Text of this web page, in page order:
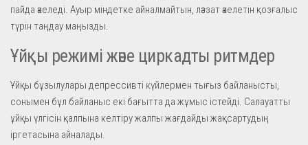
пайда әкеледі. Ауыр міндетке айналмайтын, ләззат әкелетін қозғалыс
түрін таңдау маңызды.
Ұйқы режимі және циркадты ритмдер
Ұйқы бұзылулары депрессивті күйлермен тығыз байланысты,
сонымен бұл байланыс екі бағытта да жұмыс істейді. Салауатты
ұйқы үлгісін қалпына келтіру жалпы жағдайды жақсартудың
іргетасына айналады.